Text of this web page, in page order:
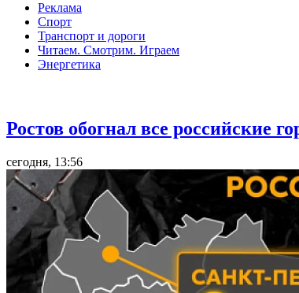
Реклама
Спорт
Транспорт и дороги
Читаем. Смотрим. Играем
Энергетика
Ростов обогнал все российские
сегодня, 13:56